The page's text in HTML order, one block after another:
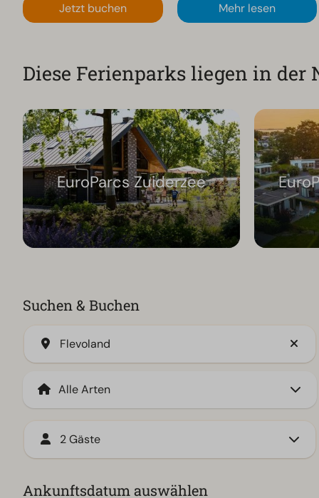
Jetzt buchen Mehr lesen
Diese Ferienparks liegen in der
EuroParcs Zuiderzee
Suchen & Buchen
Flevoland
2 Gäste
Ankunftsdatum auswählen